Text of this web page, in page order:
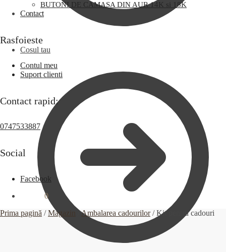
Cosul tau
BUTONI DE CAMASA DIN AUR 14K si 18K
Contact
Rasfoieste
Contul meu
Suport clienti
Contact rapid:
0747533887
Social
Facebook
0
Prima pagină /Magazin /Ambalarea cadourilor/Kit pentru cadouri